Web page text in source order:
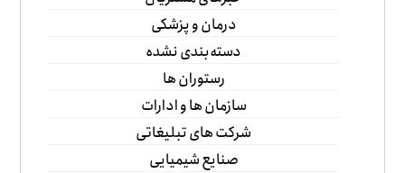
درمان و پزشکی
دسته‌بندی نشده
رستوران ها
سازمان ها و ادارات
شرکت های تبلیغاتی
صنایع شیمیایی